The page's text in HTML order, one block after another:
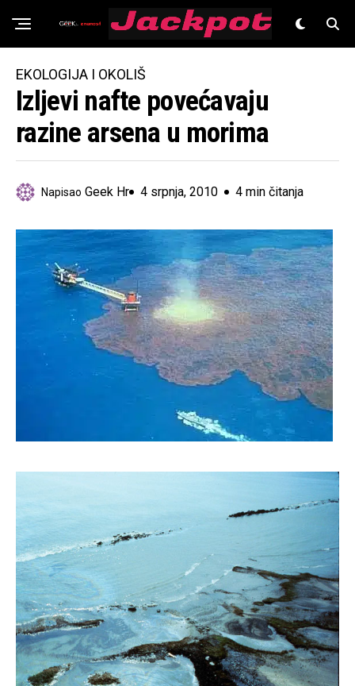
Znanost
EKOLOGIJA I OKOLIŠ
Izljevi nafte povećavaju
razine arsena u morima
Napisao Geek Hr 4 srpnja, 2010 4 min čitanja